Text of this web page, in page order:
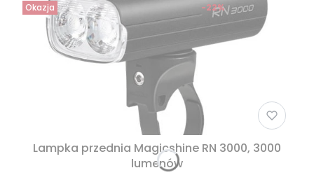
Okazja
Lampka przednia Magicshine RN 3000, 3000
lumenów
-22%